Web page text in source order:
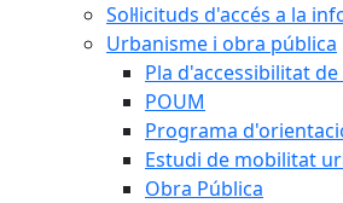
Sol·licituds d'accés a la
Urbanisme i obra pública
Pla d'accessibilitat
POUM
Programa
Estudi de mobilitat
Obra Pública